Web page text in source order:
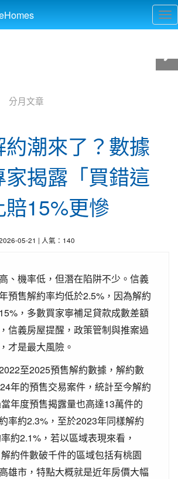
分月文章
潮來了？數據
揭露「買錯這
15%更慘
05-21 | 人氣：140
、機率低，但潛在陷阱不少。信義
預售解約率均低於2.5%，因為解約
，多數買家寧補足貸款成數差額
信義房屋提醒，政策管制與推案過
才是最大風險。
至2025預售解約數據，解約數
年的預售交易案件，統計至今解約
年度預售揭露量也高達13萬件的
率約2.3%，至於2023年同樣解約
約2.1%，若以區域表現來看，
約件數破千件的區域包括有桃園
雄市，特點大概就是近年房價大幅